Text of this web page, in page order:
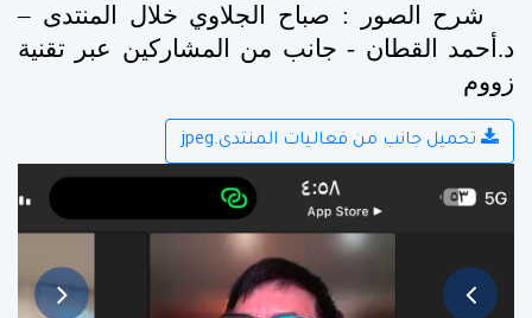
شرح الصور : صباح الجلاوي خلال المنتدى –
د.أحمد القطان - جانب من المشاركين عبر تقنية
زووم
تحميل جانب من فعاليات المنتدى.jpeg